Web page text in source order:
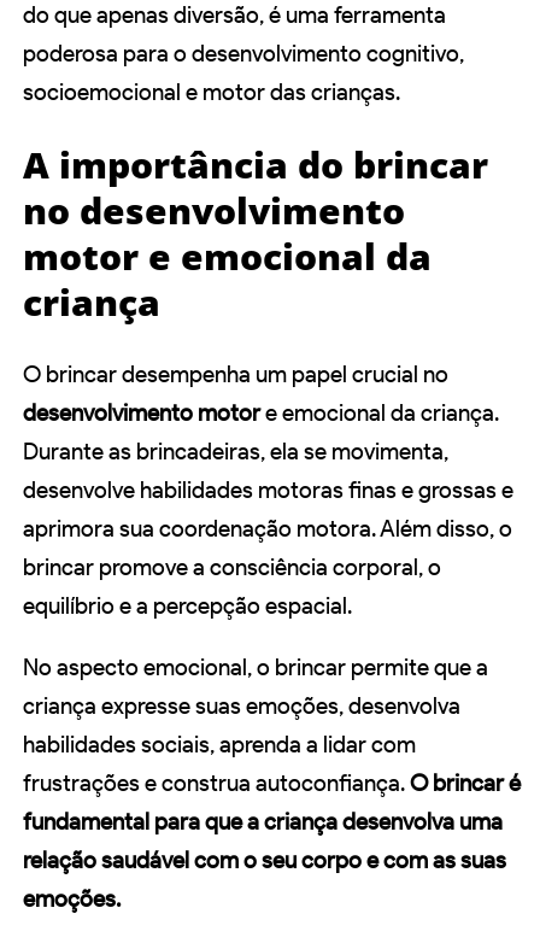
do que apenas diversão, é uma ferramenta
poderosa para o desenvolvimento cognitivo,
socioemocional e motor das crianças.
A importância do brincar
no desenvolvimento
motor e emocional da
criança
O brincar desempenha um papel crucial no
desenvolvimento motore emocional da criança.
Durante as brincadeiras, ela se movimenta,
desenvolve habilidades motoras finas e grossas e
aprimora sua coordenação motora. Além disso, o
brincar promove a consciência corporal, o
equilíbrio e a percepção espacial.
No aspecto emocional, o brincar permite que a
criança expresse suas emoções, desenvolva
habilidades sociais, aprenda a lidar com
frustrações e construa autoconfiança.O brincar é
fundamental para que a criança desenvolva uma
relação saudável com o seu corpo e com as suas
emoções.